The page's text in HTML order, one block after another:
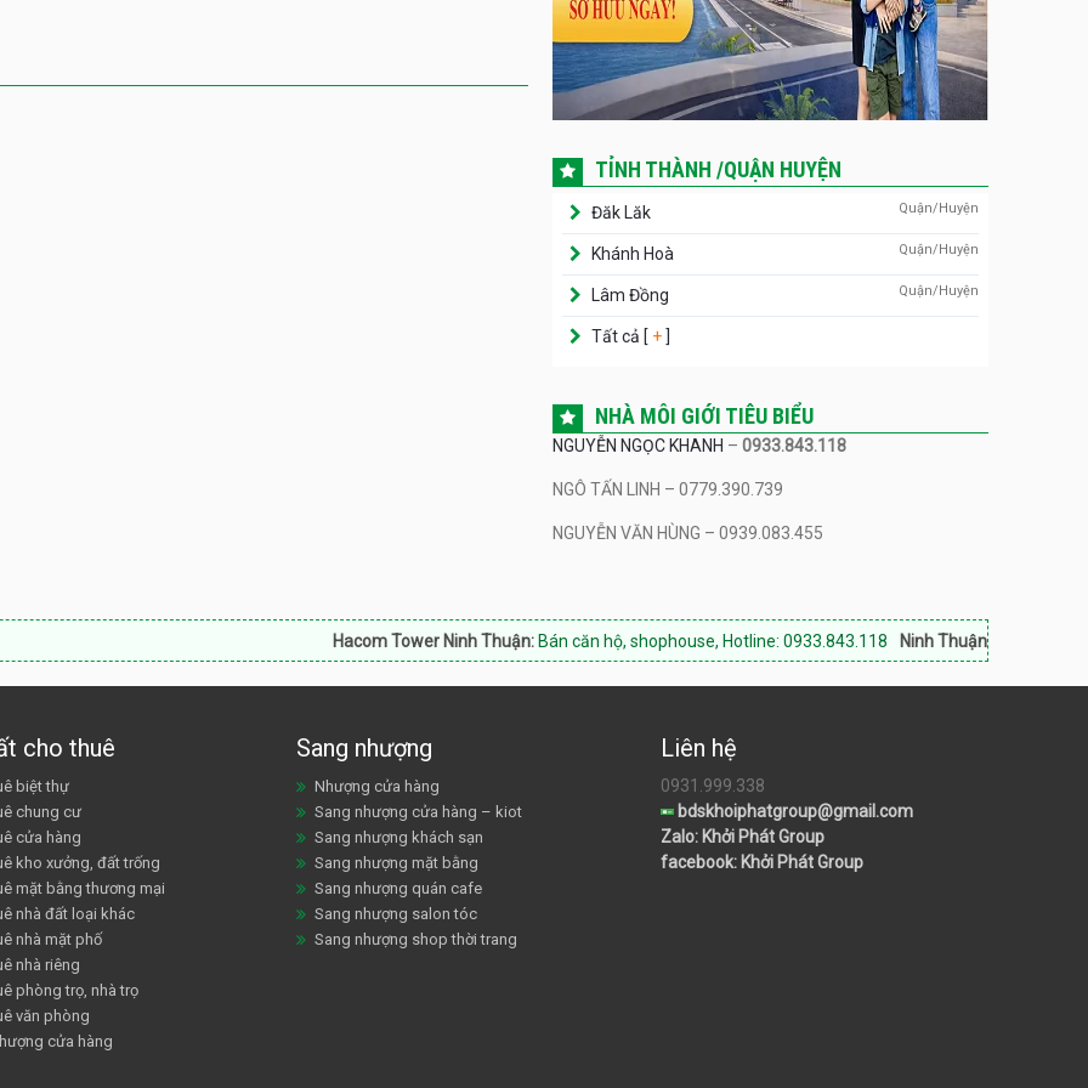
TỈNH THÀNH /QUẬN HUYỆN
Đăk Lăk Quận/Huyện
Khánh Hoà Quận/Huyện
Lâm Đồng Quận/Huyện
Tất cả [ +]
NHÀ MÔI GIỚI TIÊU BIỂU
NGUYỄN NGỌC KHANH –0933.843.118
NGÔ TẤN LINH – 0779.390.739
NGUYỄN VĂN HÙNG – 0939.083.455
Hacom Tower Ninh Thuận:Bán căn hộ, shophouse, Hotline: 0933.843.118 Ninh Thuận Land:Chuyên bất động
cho thuê
biệt thự
chung cư
cửa hàng
kho xưởng, đất trống
mặt bằng thương mại
nhà đất loại khác
nhà mặt phố
nhà riêng
phòng trọ, nhà trọ
văn phòng
cửa hàng
Sang nhượng
Nhượng cửa hàng
Sang nhượng cửa hàng – kiot
Sang nhượng khách sạn
Sang nhượng mặt bằng
Sang nhượng quán cafe
Sang nhượng salon tóc
Sang nhượng shop thời trang
Liên hệ
0931.999.338
bdskhoiphatgroup@gmail.com
Zalo: Khởi Phát Group
facebook: Khởi Phát Group